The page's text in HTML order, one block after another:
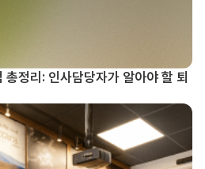
총정리: 인사담당자가 알아야 할 퇴